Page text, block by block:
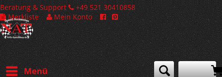
Beratung & Support
+49 521 30410858
Merkliste
Mein Konto
Menü